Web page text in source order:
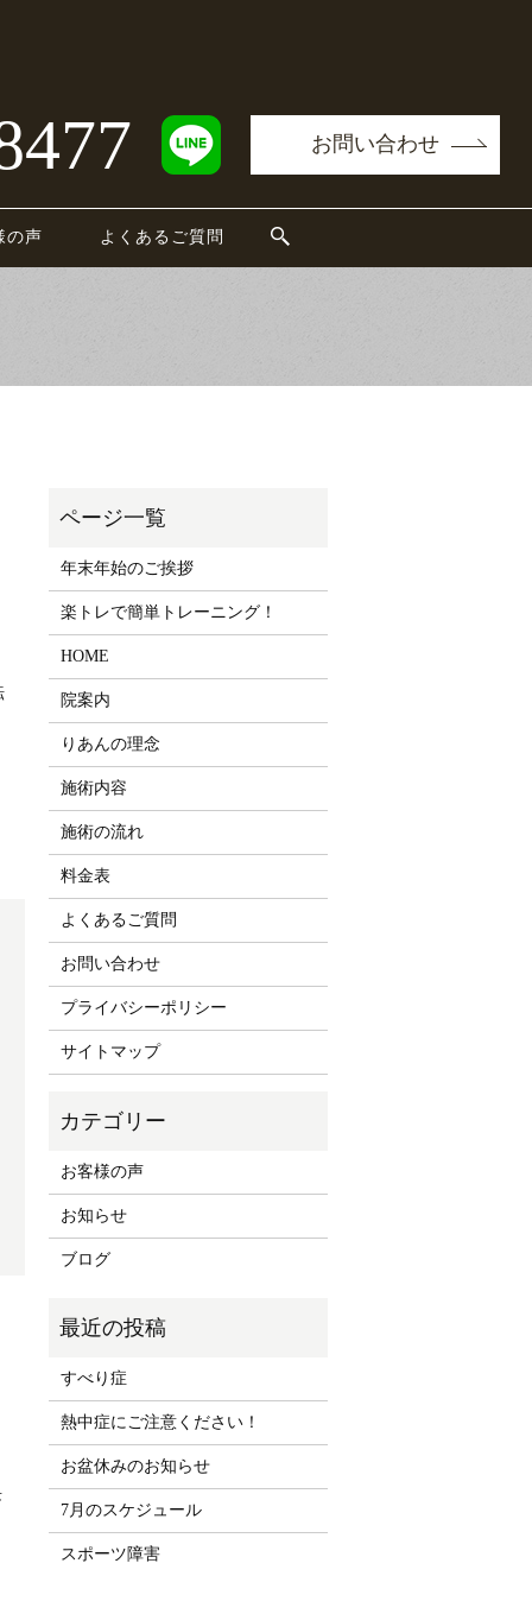
の声 よくあるご質問
お問い合わせ
年末年始のご挨拶
楽トレで簡単トレーニング！
HOME
院案内
りあんの理念
施術内容
施術の流れ
料金表
よくあるご質問
お問い合わせ
プライバシーポリシー
サイトマップ
お客様の声
お知らせ
ブログ
すべり症
熱中症にご注意ください！
お盆休みのお知らせ
7月のスケジュール
スポーツ障害